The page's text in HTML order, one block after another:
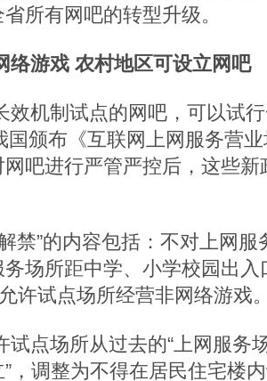
所有网吧的转型升级。
络游戏 农村地区可设立网吧
效机制试点的网吧，可以试
国颁布《互联网上网服务营
吧进行严管严控后，这些新
禁”的内容包括：不对上网
场所距中学、小学校园出
许试点场所经营非网络游戏
试点场所从过去的“上网服务
，调整为不得在居民住宅楼